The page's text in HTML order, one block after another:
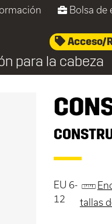
Bolsa de
Acceso/
para la cabeza
EU 6-
12
tallas